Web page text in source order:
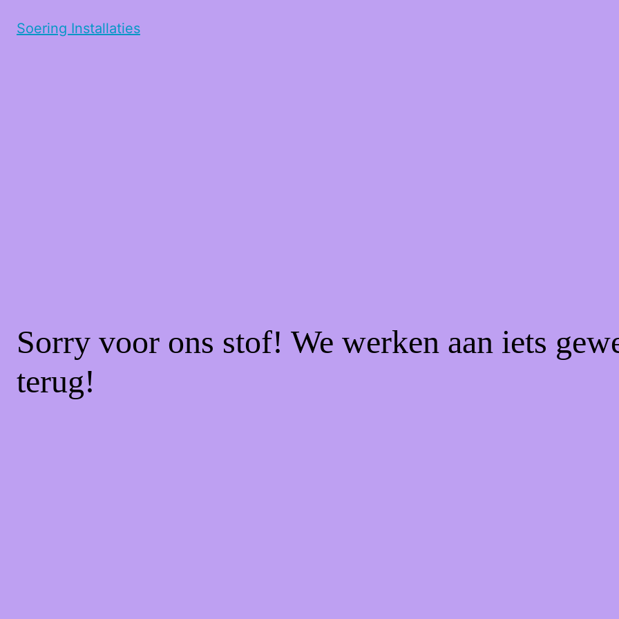
Soering Installaties
Sorry voor ons stof! We werken aan iets
terug!